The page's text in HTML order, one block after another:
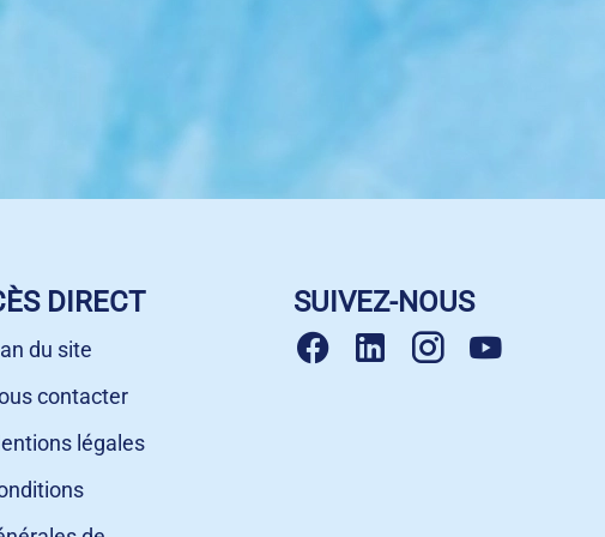
DIRECT
du site
contacter
légales
SUIVEZ-NOUS